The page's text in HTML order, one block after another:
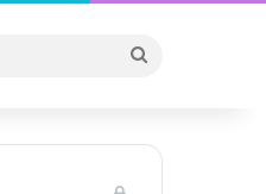
...